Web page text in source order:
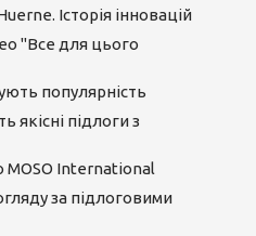
Історія інновацій
"Все для цього
популярність
якісні підлоги з
MOSO International
за підлоговими